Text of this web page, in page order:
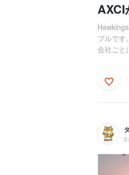
AXCI
プルです
会社ごと
3